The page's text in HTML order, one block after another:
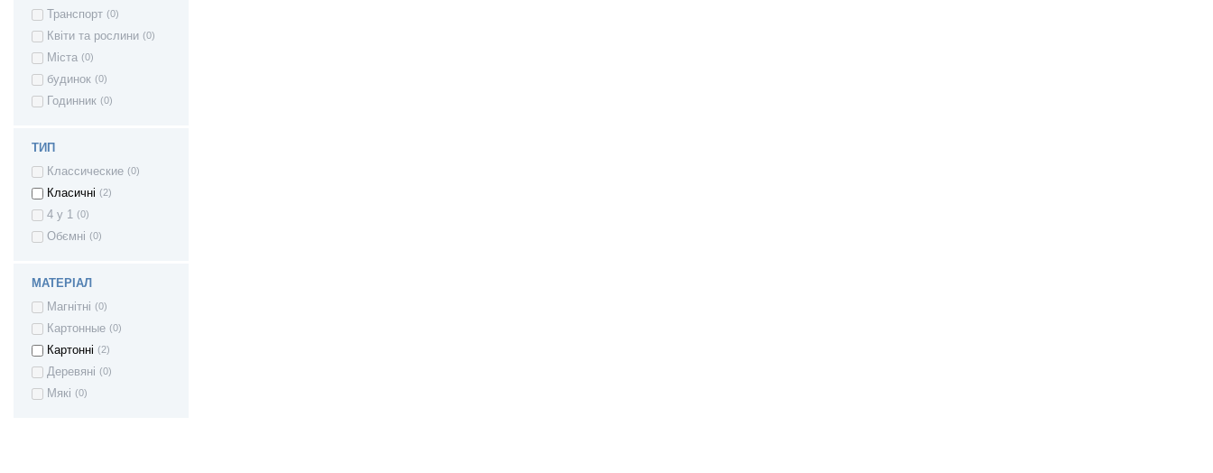
Транспорт (0)
Квіти та рослини (0)
Міста (0)
будинок (0)
Годинник (0)
ТИП
Классические (0)
Класичні (2)
4 у 1 (0)
Обємні (0)
МАТЕРІАЛ
Магнітні (0)
Картонные (0)
Картонні (2)
Деревяні (0)
Мякі (0)